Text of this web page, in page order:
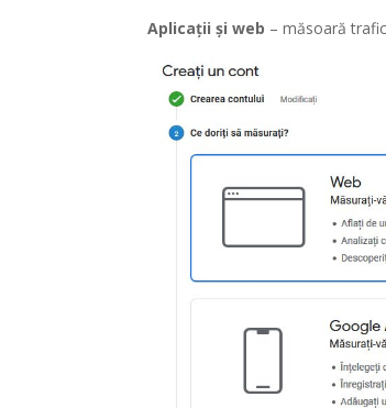
Aplicații și web – măsoară